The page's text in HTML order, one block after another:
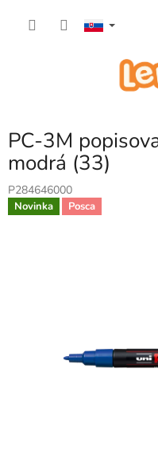
PC-3M
modrá (33)
P284646000
Novinka Posca